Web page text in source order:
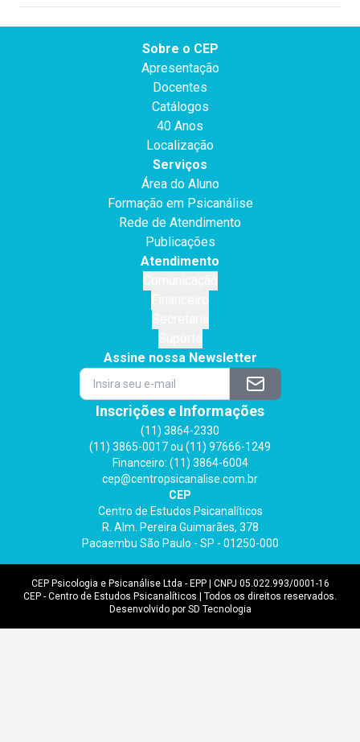
Sobre o CEP
Apresentação
Docentes
Catálogos
40 Anos
Localização
Serviços
Área do Aluno
Formação em Psicanálise
Rede de Atendimento
Publicações
Atendimento
Assine nossa Newsletter
Inscrições e Informações
(11) 3864-2330
(11) 3865-0017 ou (11) 97666-1249
Financeiro: (11) 3864-6004
cep@centropsicanalise.com.br
CEP
Centro de Estudos Psicanalíticos
R. Alm. Pereira Guimarães, 378
Pacaembu São Paulo - SP - 01250-000
CEP Psicologia e Psicanálise Ltda - EPP | CNPJ 05.022.993/0001-16
CEP - Centro de Estudos Psicanalíticos | Todos os direitos reservados.
Desenvolvido por SD Tecnologia